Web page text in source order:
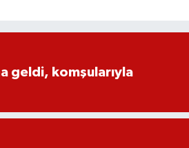
geldi, komşularıyla